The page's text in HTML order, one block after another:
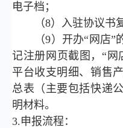
电子档；
（8）入驻协议书
（9）开办“网店
记注册网页截图，“网
平台收支明细、销售
总表（主要包括快递
明材料。
3.申报流程：